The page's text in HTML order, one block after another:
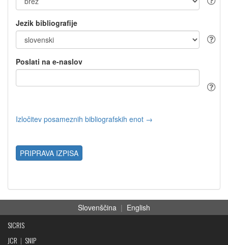
Jezik bibliografije
Poslati na e-naslov
Izločitev posameznih bibliografskih enot →
PRIPRAVA IZPISA
Slovenščina | English
SICRIS
JCR | SNIP